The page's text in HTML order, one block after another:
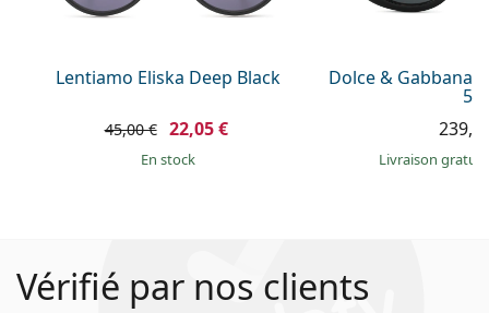
Lentiamo Eliska Deep Black
45,00 € 22,05 €
en stock
Dolce & Gabbana
54
Livraison
Vérifié par nos clients